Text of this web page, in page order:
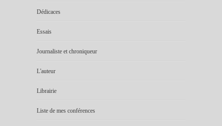
Dédicaces
Essais
Journaliste et chroniqueur
L'auteur
Librairie
Liste de mes conférences